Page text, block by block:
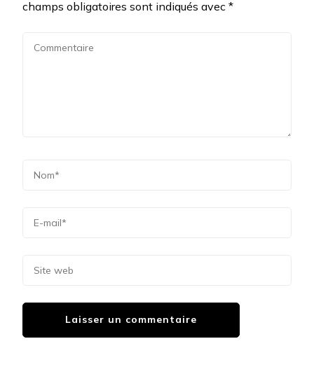
champs obligatoires sont indiqués avec *